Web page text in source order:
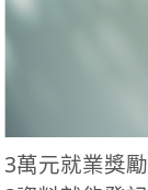
3萬元就業獎